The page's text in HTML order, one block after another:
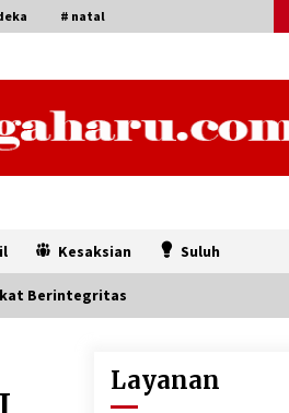
# natal
Kesaksian Suluh
Berintegritas
Layanan